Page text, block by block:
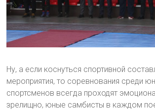
Ну, а если коснуться спортивной
мероприятия, то соревнования среди
спортсменов всегда проходят
зрелищно, юные самбисты в каждом